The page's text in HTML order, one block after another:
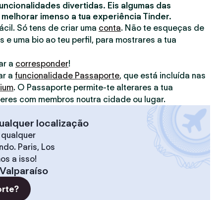
divertidas. Eis algumas das
imenso a tua experiência Tinder.
Só tens de criar uma conta. Não te esqueças de
e uma bio ao teu perfil, para mostrares a tua
a corresponder!
a funcionalidade Passaporte, que está incluída nas
. O Passaporte permite-te alterares a tua
com membros noutra cidade ou lugar.
localização
Paris, Los
a isso!
Valparaíso